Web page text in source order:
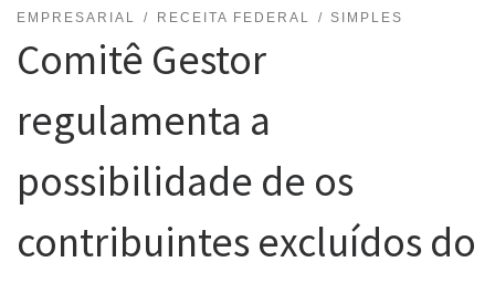
EMPRESARIAL RECEITA FEDERAL SIMPLES
Comitê Gestor
regulamenta a
possibilidade de os
contribuintes excluídos do